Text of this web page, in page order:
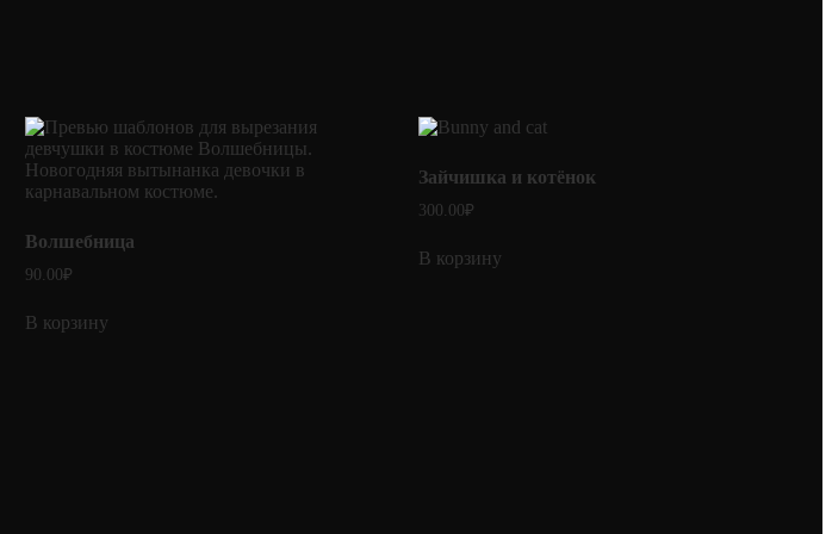
Волшебница
90.00₽
В корзину
Зайчишка и котёнок
300.00₽
В корзину